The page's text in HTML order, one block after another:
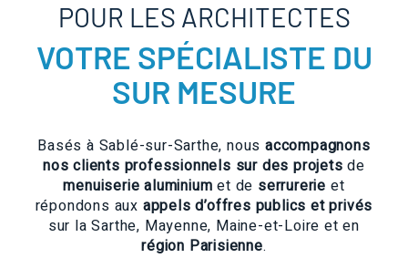
POUR LES ARCHITECTES
VOTRE SPÉCIALISTE DU
SUR MESURE
Basés à Sablé-sur-Sarthe, nousaccompagnons
nos clients professionnels sur des projets de
menuiserie aluminium et de serrurerie et
répondons aux appels d’offres publics et privés
sur la Sarthe, Mayenne, Maine-et-Loire et en
région Parisienne.